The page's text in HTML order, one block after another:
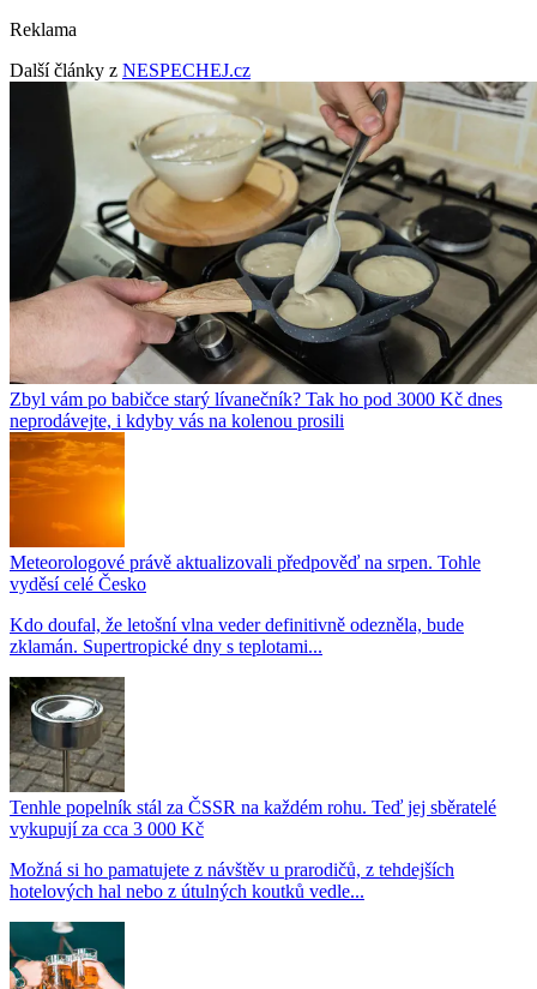
Reklama
Další články z NESPECHEJ.cz
Zbyl vám po babičce starý lívanečník? Tak ho pod 3000 Kč dnes
neprodávejte, i kdyby vás na kolenou prosili
Meteorologové právě aktualizovali předpověď na srpen. Tohle
vyděsí celé Česko
Kdo doufal, že letošní vlna veder definitivně odezněla, bude
zklamán. Supertropické dny s teplotami...
Tenhle popelník stál za ČSSR na každém rohu. Teď jej sběratelé
vykupují za cca 3 000 Kč
Možná si ho pamatujete z návštěv u prarodičů, z tehdejších
hotelových hal nebo z útulných koutků vedle...